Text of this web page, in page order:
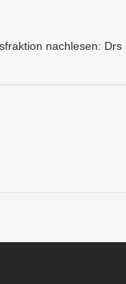
nachlesen: